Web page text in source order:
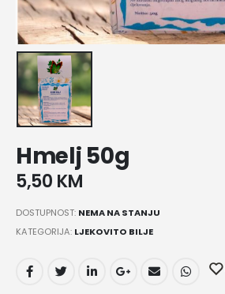
Hmelj 50g
5,50 KM
DOSTUPNOST: NEMA NA STANJU
KATEGORIJA: LJEKOVITO BILJE